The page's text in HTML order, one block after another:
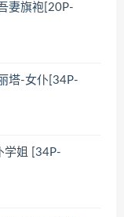
妻旗袍[20P-
塔-女仆[34P-
学姐 [34P-